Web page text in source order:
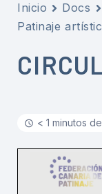
Inicio Docs
Patinaje
< 1 minutos
Clubs